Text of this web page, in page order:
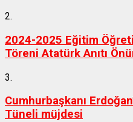
2.
2024-2025 Eğitim
Töreni Atatürk Anıtı
3.
Cumhurbaşkanı
Tüneli müjdesi